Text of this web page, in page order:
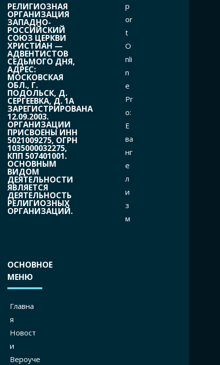
РЕЛИГИОЗНАЯ
ОРГАНИЗАЦИЯ
ЗАПАДНО-
РОССИЙСКИЙ
СОЮЗ ЦЕРКВИ
ХРИСТИАН —
АДВЕНТИСТОВ
СЕДЬМОГО ДНЯ,
АДРЕС:
МОСКОВСКАЯ
ОБЛ., Г.
ПОДОЛЬСК, Д.
СЕРГЕЕВКА, Д. 1А
ЗАРЕГИСТРИРОВАНА
12.09.2003.
ОРГАНИЗАЦИИ
ПРИСВОЕНЫ ИНН
5021009275, ОГРН
1035000032275,
КПП 507401001.
ОСНОВНЫМ
ВИДОМ
ДЕЯТЕЛЬНОСТИ
ЯВЛЯЕТСЯ
ДЕЯТЕЛЬНОСТЬ
РЕЛИГИОЗНЫХ
ОРГАНИЗАЦИЙ.
p
or
t
O
nli
n
e
Pr
o:
Е
ва
нг
е
л
и
з
м
ОСНОВНОЕ
МЕНЮ
Главна
я
Новост
и
Вероуче